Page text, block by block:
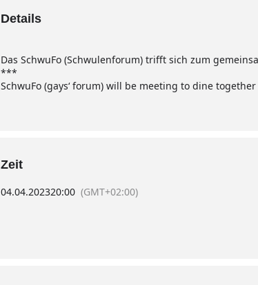
Details
Das SchwuFo (Schwulenforum) trifft sich zum
***
SchwuFo (gays‘ forum) will be meeting to dine
Zeit
04.04.202320:00 (GMT+02:00)